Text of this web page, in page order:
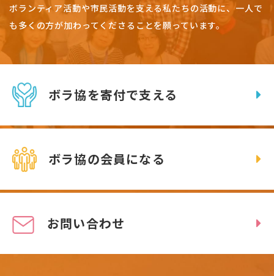
ボランティア活動や市民活動を支える私たちの活動に、一人で
も多くの方が加わってくださることを願っています。
ボラ協を寄付で支える
ボラ協の会員になる
お問い合わせ